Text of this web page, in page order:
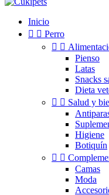
Inicio
  Perro
 
Pienso
Latas
Snacks
Dieta
  Salud y
Higiene
Botiquín
 
Camas
Moda